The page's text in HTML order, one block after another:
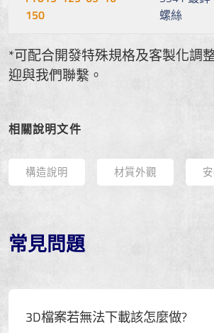
150
螺絲
*可配合開發特殊規格及客製化調
迎與我們聯繫。
相關說明文件
構造說明 材質外觀
常見問題
3D檔案若無法下載該怎麼做?